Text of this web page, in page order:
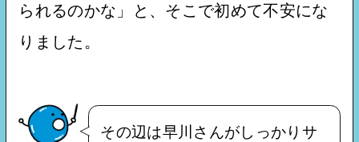
られるのかな」と、そこで初めて不安にな
りました。
その辺は早川さんがしっかりサ